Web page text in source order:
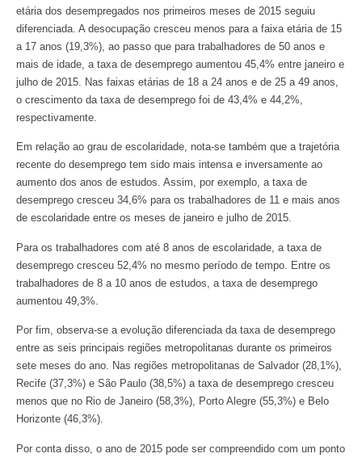
etária dos desempregados nos primeiros meses de 2015 seguiu
diferenciada. A desocupação cresceu menos para a faixa etária de 15
a 17 anos (19,3%), ao passo que para trabalhadores de 50 anos e
mais de idade, a taxa de desemprego aumentou 45,4% entre janeiro e
julho de 2015. Nas faixas etárias de 18 a 24 anos e de 25 a 49 anos,
o crescimento da taxa de desemprego foi de 43,4% e 44,2%,
respectivamente.
Em relação ao grau de escolaridade, nota-se também que a trajetória
recente do desemprego tem sido mais intensa e inversamente ao
aumento dos anos de estudos. Assim, por exemplo, a taxa de
desemprego cresceu 34,6% para os trabalhadores de 11 e mais anos
de escolaridade entre os meses de janeiro e julho de 2015.
Para os trabalhadores com até 8 anos de escolaridade, a taxa de
desemprego cresceu 52,4% no mesmo período de tempo. Entre os
trabalhadores de 8 a 10 anos de estudos, a taxa de desemprego
aumentou 49,3%.
Por fim, observa-se a evolução diferenciada da taxa de desemprego
entre as seis principais regiões metropolitanas durante os primeiros
sete meses do ano. Nas regiões metropolitanas de Salvador (28,1%),
Recife (37,3%) e São Paulo (38,5%) a taxa de desemprego cresceu
menos que no Rio de Janeiro (58,3%), Porto Alegre (55,3%) e Belo
Horizonte (46,3%).
Por conta disso, o ano de 2015 pode ser compreendido com um ponto